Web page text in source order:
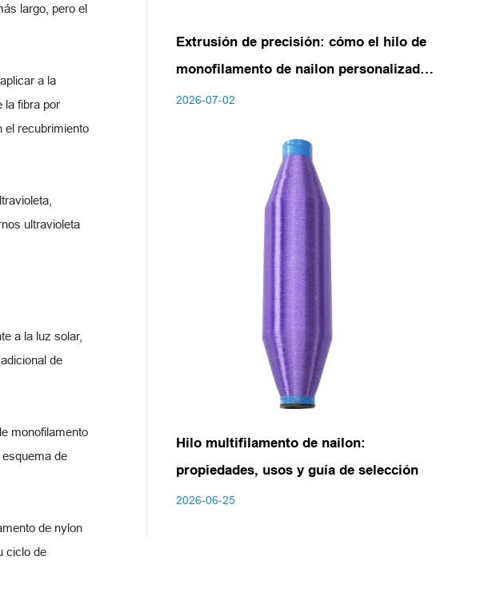
Extrusión de precisión: cómo el hilo de
monofilamento de nailon personalizado
impulsa tejidos industriales de próxima
2026-07-02
Hilo multifilamento de nailon:
propiedades, usos y guía de selección
2026-06-25
largo, pero el
a la
la fibra por
el recubrimiento
ultravioleta
a la luz solar,
de
monofilamento
de
de nylon
ciclo de